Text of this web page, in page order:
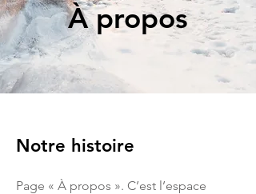
À propos
Notre histoire
Page « À propos ». C’est l’espace